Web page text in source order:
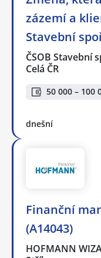
zázemí a
Stavební
ČSOB Stavební
Celá ČR
50 000 – 100
dnešní
Finanční
(A14043)
HOFMANN